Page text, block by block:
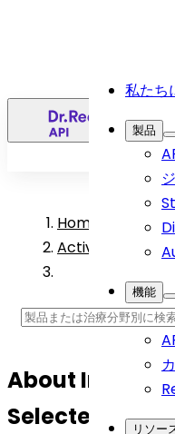
私たち
製品
機能
リソー
Home
Active
About Iron
Selected